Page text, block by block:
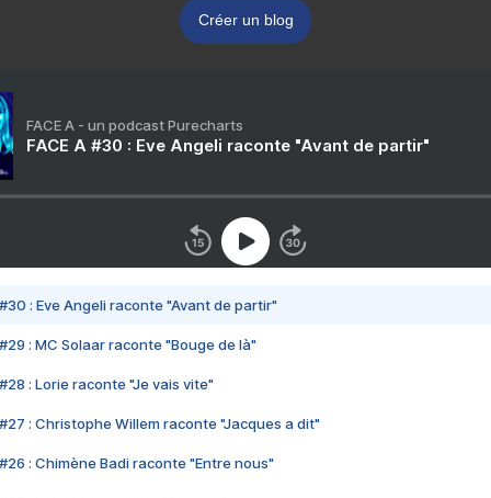
Créer un blog
FACE A - un podcast Purecharts
FACE A #30 : Eve Angeli raconte "Avant de partir"
#30 : Eve Angeli raconte "Avant de partir"
#29 : MC Solaar raconte "Bouge de là"
#28 : Lorie raconte "Je vais vite"
#27 : Christophe Willem raconte "Jacques a dit"
#26 : Chimène Badi raconte "Entre nous"